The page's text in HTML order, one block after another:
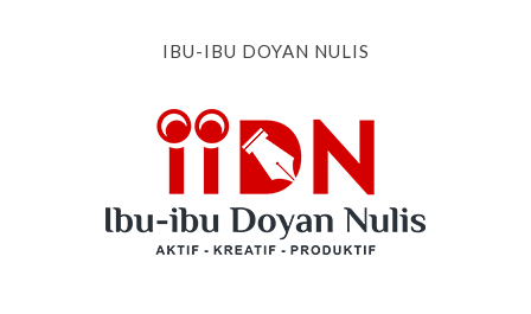
IBU-IBU DOYAN NULIS